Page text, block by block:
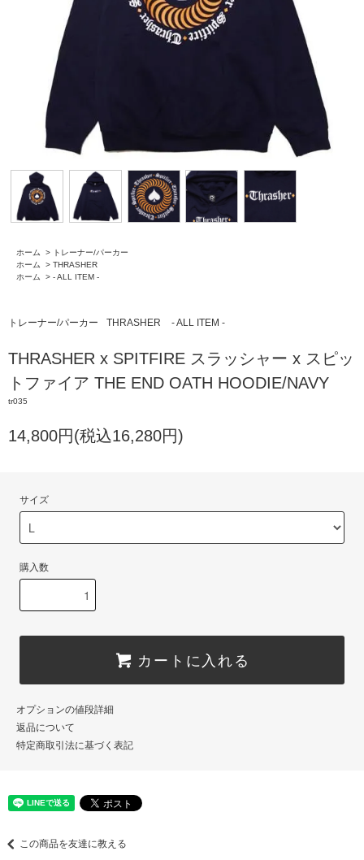
ホーム > トレーナー/パーカー
ホーム
> THRASHER
ホーム
> - ALL ITEM -
トレーナー/パーカー THRASHER - ALL ITEM -
THRASHER x SPITFIRE スラッシャー x スピッ
トファイア THE END OATH HOODIE/NAVY
tr035
14,800円(税込16,280円)
サイズ
購入数
カートに入れる
オプションの値段詳細
返品について
特定商取引法に基づく表記
この商品を友達に教える